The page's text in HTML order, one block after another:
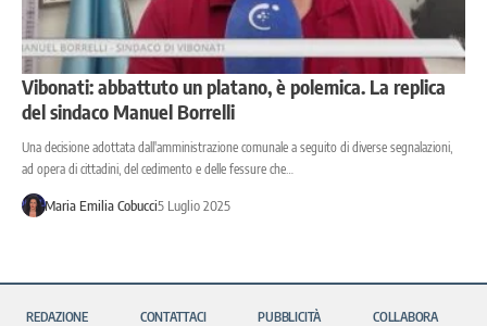
Vibonati: abbattuto un platano, è polemica. La replica
del sindaco Manuel Borrelli
Una decisione adottata dall'amministrazione comunale a seguito di diverse segnalazioni,
ad opera di cittadini, del cedimento e delle fessure che…
Maria Emilia Cobucci5 Luglio 2025
REDAZIONE CONTATTACI PUBBLICITÀ COLLABORA